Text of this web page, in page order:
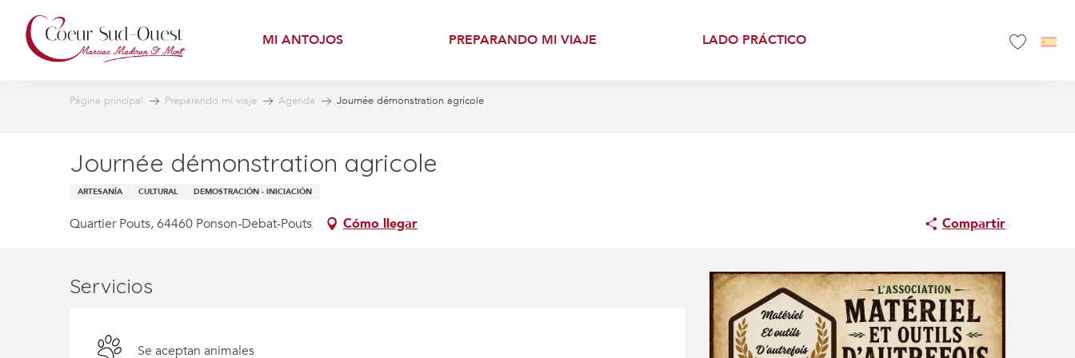
contenu
principal
MI ANTOJOS PREPARANDO MI VIAJE LADO PRÁCTICO
Página principal Preparando mi viaje Agenda Journée démonstration agricole
Journée démonstration agricole
ARTESANÍA CULTURAL DEMOSTRACIÓN - INICIACIÓN
Quartier Pouts, 64460 Ponson-Debat-Pouts Cómo llegar Compartir
Servicios
Se aceptan animales